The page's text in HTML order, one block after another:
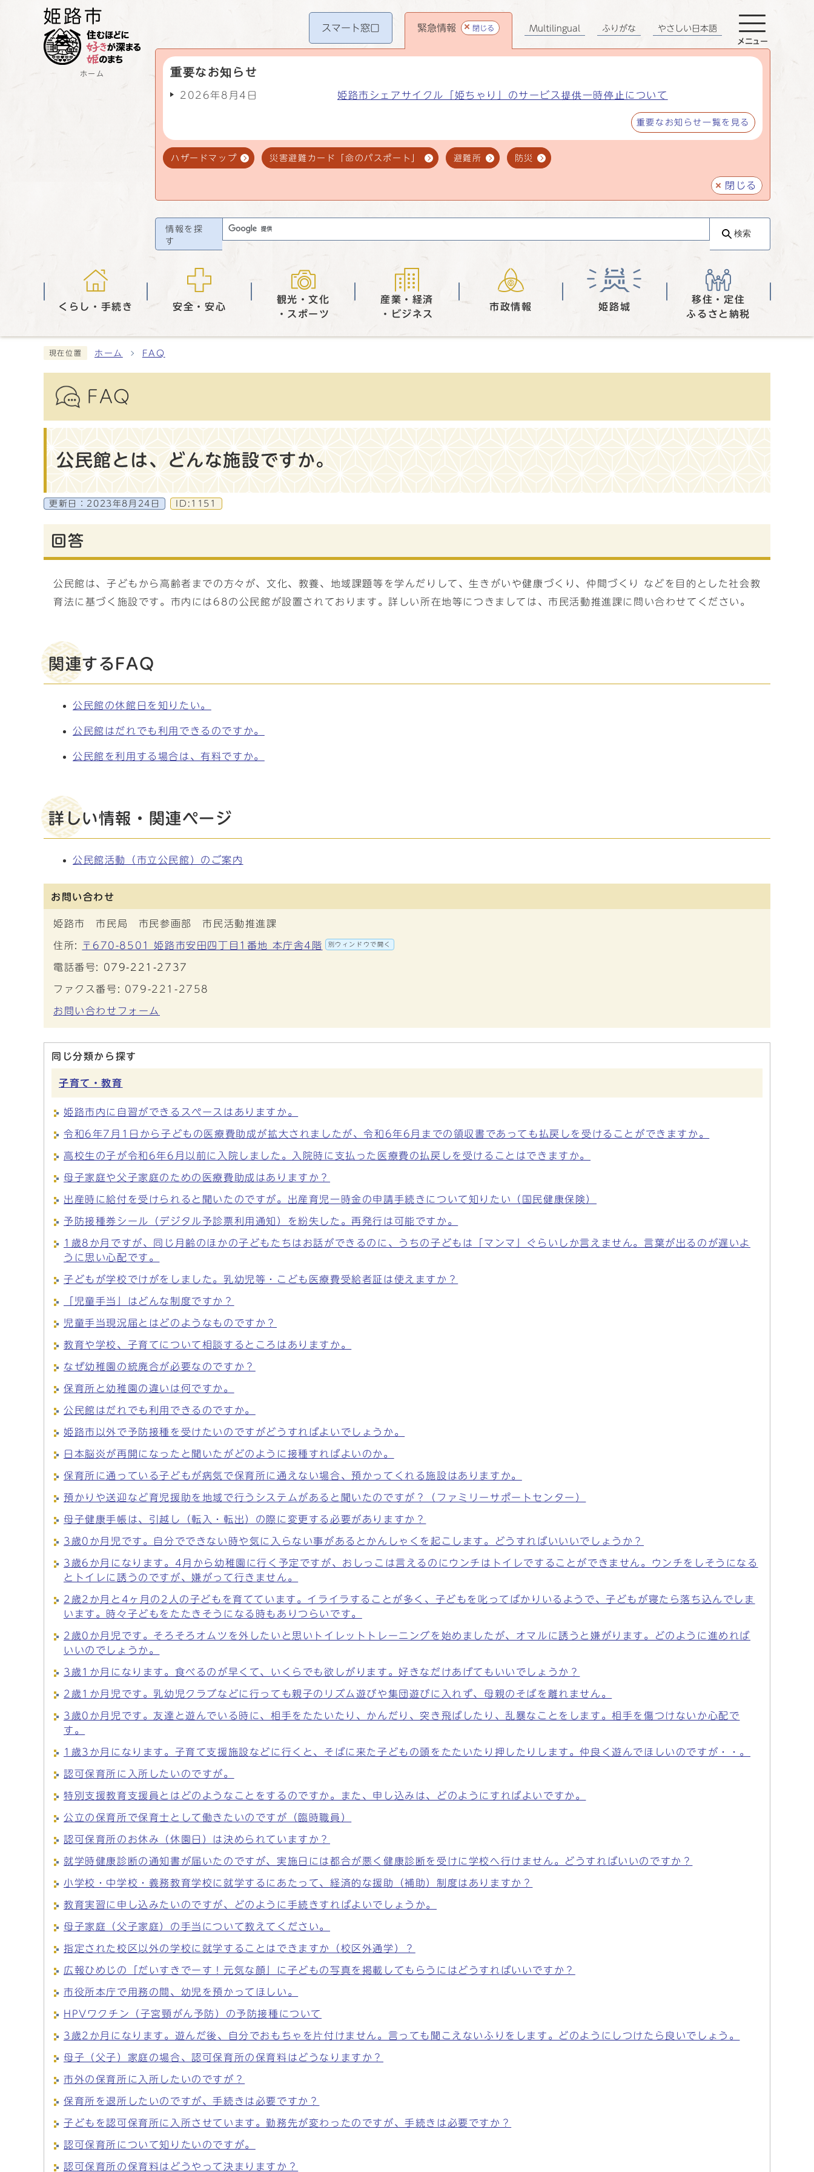
ホーム
スマート窓口 緊急情報 閉じる
重要なお知らせ
2026年8月4日 姫路市シェアサイクル「姫ちゃり」のサービス提供一時停止について
重要なお知らせ一覧を見る
ハザードマップ 災害避難カード「命のパスポート」 避難所 防災
閉じる
Multilingual ふりがな やさしい日本語
メニュー
情報を探
す
検索
くらし・手続き 安全・安心
観光・文化
・スポーツ
産業・経済
・ビジネス
市政情報 姫路城
移住・定住
ふるさと納税
現在位置 ホーム FAQ
FAQ
公民館とは、どんな施設ですか。
更新日： 2023年8月24日 ID:1151
回答
公民館は、子どもから高齢者までの方々が、文化、教養、地域課題等を学んだりして、生きがいや健康づくり、仲間づくり などを目的とした社会教
育法に基づく施設です。市内には68の公民館が設置されております。詳しい所在地等につきましては、市民活動推進課に問い合わせてください。
関連するFAQ
公民館の休館日を知りたい。
公民館はだれでも利用できるのですか。
公民館を利用する場合は、有料ですか。
詳しい情報・関連ページ
公民館活動（市立公民館）のご案内
お問い合わせ
姫路市 市民局 市民参画部 市民活動推進課
住所: 〒670-8501 姫路市安田四丁目1番地 本庁舎4階 別ウィンドウで開く
電話番号: 079-221-2737
ファクス番号: 079-221-2758
お問い合わせフォーム
同じ分類から探す
子育て・教育
姫路市内に自習ができるスペースはありますか。
令和6年7月1日から子どもの医療費助成が拡大されましたが、令和6年6月までの領収書であっても払戻しを受けることができますか。
高校生の子が令和6年6月以前に入院しました。入院時に支払った医療費の払戻しを受けることはできますか。
母子家庭や父子家庭のための医療費助成はありますか？
出産時に給付を受けられると聞いたのですが。出産育児一時金の申請手続きについて知りたい（国民健康保険）
予防接種券シール（デジタル予診票利用通知）を紛失した。再発行は可能ですか。
1歳8か月ですが、同じ月齢のほかの子どもたちはお話ができるのに、うちの子どもは「マンマ」ぐらいしか言えません。言葉が出るのが遅いよ
うに思い心配です。
子どもが学校でけがをしました。乳幼児等・こども医療費受給者証は使えますか？
「児童手当」はどんな制度ですか？
児童手当現況届とはどのようなものですか？
教育や学校、子育てについて相談するところはありますか。
なぜ幼稚園の統廃合が必要なのですか？
保育所と幼稚園の違いは何ですか。
公民館はだれでも利用できるのですか。
姫路市以外で予防接種を受けたいのですがどうすればよいでしょうか。
日本脳炎が再開になったと聞いたがどのように接種すればよいのか。
保育所に通っている子どもが病気で保育所に通えない場合、預かってくれる施設はありますか。
預かりや送迎など育児援助を地域で行うシステムがあると聞いたのですが？（ファミリーサポートセンター）
母子健康手帳は、引越し（転入・転出）の際に変更する必要がありますか？
3歳0か月児です。自分でできない時や気に入らない事があるとかんしゃくを起こします。どうすればいいいでしょうか？
3歳6か月になります。4月から幼稚園に行く予定ですが、おしっこは言えるのにウンチはトイレですることができません。ウンチをしそうになる
とトイレに誘うのですが、嫌がって行きません。
2歳2か月と4ヶ月の2人の子どもを育てています。イライラすることが多く、子どもを叱ってばかりいるようで、子どもが寝たら落ち込んでしま
います。時々子どもをたたきそうになる時もありつらいです。
2歳0か月児です。そろそろオムツを外したいと思いトイレットトレーニングを始めましたが、オマルに誘うと嫌がります。どのように進めれば
いいのでしょうか。
3歳1か月になります。食べるのが早くて、いくらでも欲しがります。好きなだけあげてもいいでしょうか？
2歳1か月児です。乳幼児クラブなどに行っても親子のリズム遊びや集団遊びに入れず、母親のそばを離れません。
3歳0か月児です。友達と遊んでいる時に、相手をたたいたり、かんだり、突き飛ばしたり、乱暴なことをします。相手を傷つけないか心配で
す。
1歳3か月になります。子育て支援施設などに行くと、そばに来た子どもの頭をたたいたり押したりします。仲良く遊んでほしいのですが・・。
認可保育所に入所したいのですが。
特別支援教育支援員とはどのようなことをするのですか。また、申し込みは、どのようにすればよいですか。
公立の保育所で保育士として働きたいのですが（臨時職員）
認可保育所のお休み（休園日）は決められていますか？
就学時健康診断の通知書が届いたのですが、実施日には都合が悪く健康診断を受けに学校へ行けません。どうすればいいのですか？
小学校・中学校・義務教育学校に就学するにあたって、経済的な援助（補助）制度はありますか？
教育実習に申し込みたいのですが、どのように手続きすればよいでしょうか。
母子家庭（父子家庭）の手当について教えてください。
指定された校区以外の学校に就学することはできますか（校区外通学）？
広報ひめじの「だいすきでーす！元気な顔」に子どもの写真を掲載してもらうにはどうすればいいですか？
市役所本庁で用務の間、幼児を預かってほしい。
HPVワクチン（子宮頸がん予防）の予防接種について
3歳2か月になります。遊んだ後、自分でおもちゃを片付けません。言っても聞こえないふりをします。どのようにしつけたら良いでしょう。
母子（父子）家庭の場合、認可保育所の保育料はどうなりますか？
市外の保育所に入所したいのですが？
保育所を退所したいのですが、手続きは必要ですか？
子どもを認可保育所に入所させています。勤務先が変わったのですが、手続きは必要ですか？
認可保育所について知りたいのですが。
認可保育所の保育料はどうやって決まりますか？